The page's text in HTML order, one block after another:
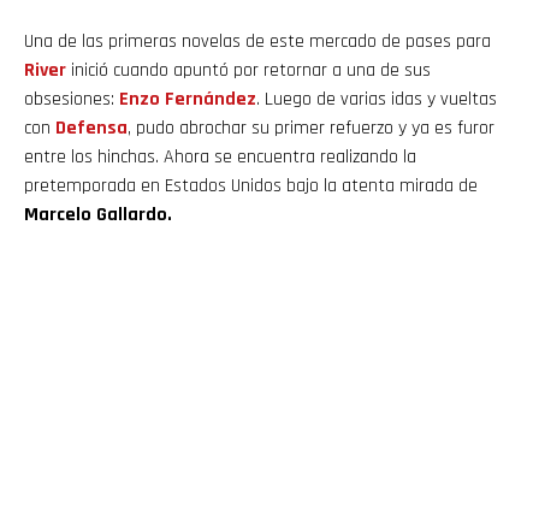
Una de las primeras novelas de este mercado de pases para
River inició cuando apuntó por retornar a una de sus
obsesiones: Enzo Fernández. Luego de varias idas y vueltas
con Defensa, pudo abrochar su primer refuerzo y ya es furor
entre los hinchas. Ahora se encuentra realizando la
pretemporada en Estados Unidos bajo la atenta mirada de
Marcelo Gallardo.